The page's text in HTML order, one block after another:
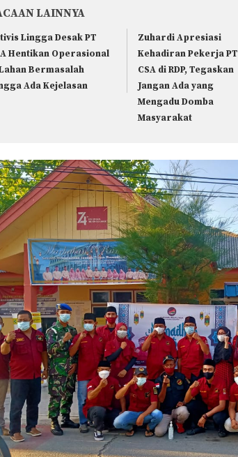
LAINNYA
Lingga Desak PT
Hentikan Operasional
Bermasalah
Ada Kejelasan
Zuhardi Apresiasi
Kehadiran Pekerja PT
CSA di RDP, Tegaskan
Jangan Ada yang
Mengadu Domba
Masyarakat